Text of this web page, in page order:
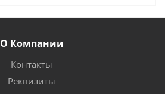
О Компании
Контакты
Реквизиты